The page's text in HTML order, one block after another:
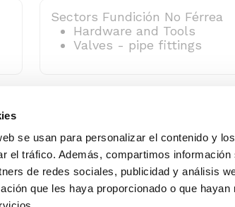
se usan para personalizar el contenido y
el tráfico. Además, compartimos información
de redes sociales, publicidad y análisis
que les haya proporcionado o que
Sectors Fundición No Férrea
Hardware and Tools
Valves - pipe fittings
Alameda Urquijo, 33 – 1D